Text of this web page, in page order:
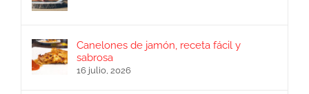
Canelones de jamón, receta fácil y
sabrosa
16 julio, 2026